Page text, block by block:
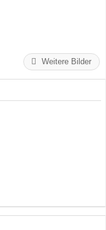
Weitere Bilder